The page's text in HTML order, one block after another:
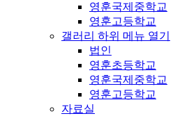
영훈국제중학교
영훈고등학교
갤러리 하위 메뉴 열기
법인
영훈초등학교
영훈국제중학교
영훈고등학교
자료실